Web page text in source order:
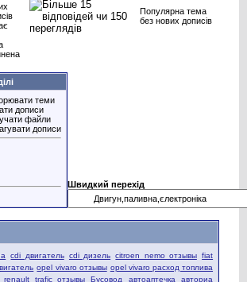
Популярна тема
без нових дописів
теми
дописи
файли
дописи
Швидкий перехід
cdi двигатель cdi дизель citroen nemo отзывы fiat
opel vivaro отзывы opel vivaro расход топлива
renault trafic отзывы Бусовод автоаптечка авториа